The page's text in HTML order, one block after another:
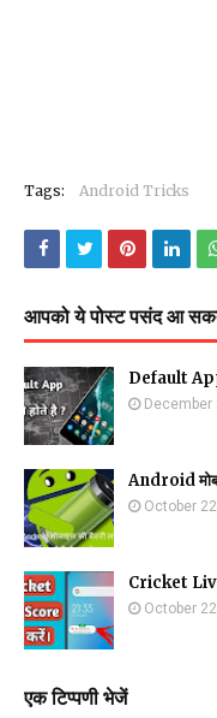
Tags: Android Tricks
आपको ये पोस्ट पसंद आ
Default App
December
Android
October
Cricket
October
एक टिप्पणी भेजें